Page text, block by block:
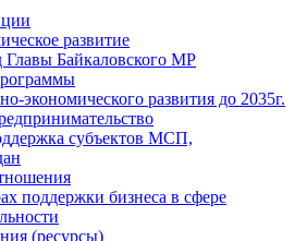
развитие
Байкаловского МР
экономического развития до 2035г.
субъектов МСП,
поддержки бизнеса в сфере
(ресурсы)